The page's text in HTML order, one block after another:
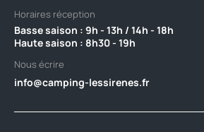
Horaires réception
Basse saison : 9h - 13h / 14h - 18h
Haute saison : 8h30 - 19h
Nous écrire
info@camping-lessirenes.fr